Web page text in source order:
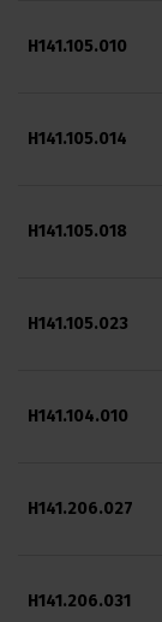
H141.105.010
H141.105.014
H141.105.018
H141.105.023
H141.104.010
H141.206.027
H141.206.031